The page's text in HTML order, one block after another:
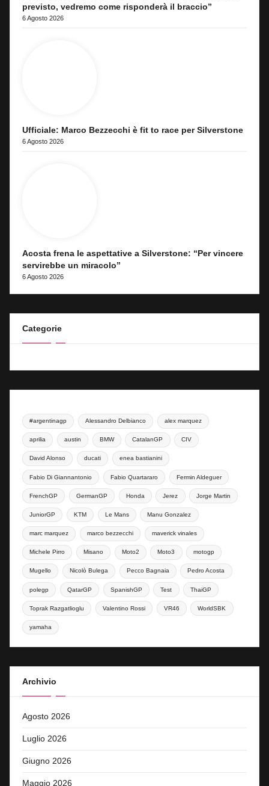
previsto, vedremo come risponderà il braccio”
6 Agosto 2026
Ufficiale: Marco Bezzecchi è fit to race per Silverstone
6 Agosto 2026
Acosta frena le aspettative a Silverstone: “Per vincere
servirebbe un miracolo”
6 Agosto 2026
Categorie
#argentinagp Alessandro Delbianco alex marquez
aprilia austin BMW CatalanGP CIV
David Alonso ducati enea bastianini
Fabio Di Giannantonio Fabio Quartararo Fermin Aldeguer
FrenchGP GermanGP Honda Jerez Jorge Martin
JuniorGP KTM Le Mans Manu Gonzalez
marc marquez marco bezzecchi maverick vinales
Michele Pirro Misano Moto2 Moto3 motogp
Mugello Nicolò Bulega Pecco Bagnaia Pedro Acosta
polegp QatarGP SpanishGP Test ThaiGP
Toprak Razgatlioglu Valentino Rossi VR46 WorldSBK
yamaha
Archivio
Agosto 2026
Luglio 2026
Giugno 2026
Maggio 2026